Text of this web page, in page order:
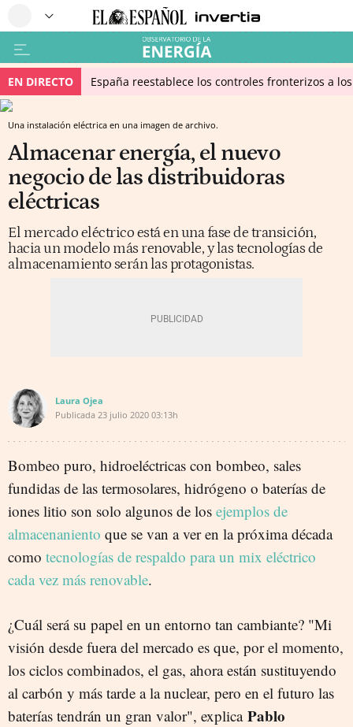
EN DIRECTO España reestablece los controles fronterizos a
Una instalación eléctrica en una imagen de archivo.
Almacenar energía, el nuevo
negocio de las distribuidoras
eléctricas
El mercado eléctrico está en una fase de transición,
hacia un modelo más renovable, y las tecnologías de
almacenamiento serán las protagonistas.
Laura Ojea
Publicada 23 julio 2020 03:13h
Bombeo puro, hidroeléctricas con bombeo, sales
fundidas de las termosolares, hidrógeno o baterías de
iones litio son solo algunos de los ejemplos de
almacenaniento que se van a ver en la próxima década
como tecnologías de respaldo para un mix eléctrico
cada vez más renovable.
¿Cuál será su papel en un entorno tan cambiante? "Mi
visión desde fuera del mercado es que, por el momento,
los ciclos combinados, el gas, ahora están sustituyendo
al carbón y más tarde a la nuclear, pero en el futuro las
baterías tendrán un gran valor", explica Pablo